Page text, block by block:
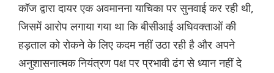
कॉज द्वारा दायर एक अवमानना याचिका पर सुनवाई कर रही थी,
जिसमें आरोप लगाया गया था कि बीसीआई अधिवक्ताओं की
हड़ताल को रोकने के लिए कदम नहीं उठा रही है और अपने
अनुशासनात्मक नियंत्रण पक्ष पर प्रभावी ढंग से ध्यान नहीं दे